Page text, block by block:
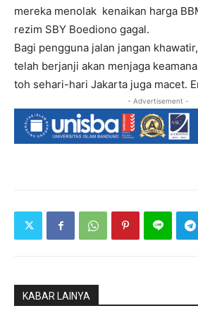
mereka menolak kenaikan harga
rezim SBY Boediono gagal.
Bagi pengguna jalan jangan
telah berjanji akan menjaga
toh sehari-hari Jakarta juga macet.
- Advertisement -
KABAR LAINYA